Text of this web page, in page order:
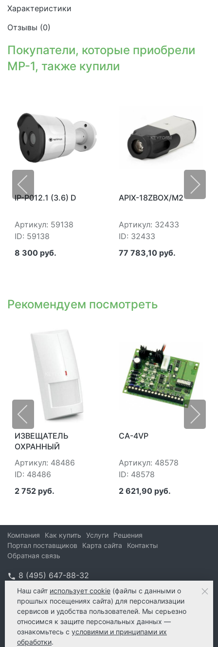
Характеристики
Отзывы (0)
Покупатели, которые приобрели
MP-1, также купили
IP-P012.1 (3.6) D
Артикул: 59138
ID: 59138
8 300 руб.
APIX-18ZBOX/M2
Артикул: 32433
ID: 32433
77 783,10 руб.
Рекомендуем посмотреть
ИЗВЕЩАТЕЛЬ
ОХРАННЫЙ
ОБЪЕМНЫЙ
КОМБИНИРОВАННЫЙ
SATEL COBALT PLUS
Артикул: 48486
ID: 48486
2 752 руб.
CA-4VP
Артикул: 48578
ID: 48578
2 621,90 руб.
Компания Как купить Услуги
Решения
Портал поставщиков
Карта сайта
Контакты
Обратная связь
8 (495) 647-88-32
info@kform.ru
info@kform.ru
e-mail
Наш сайт использует cookie (файлы с данными о
прошлых посещениях сайта) для персонализации
сервисов и удобства пользователей. Мы серьезно
относимся к защите персональных данных —
ознакомьтесь с условиями и принципами их
обработки.